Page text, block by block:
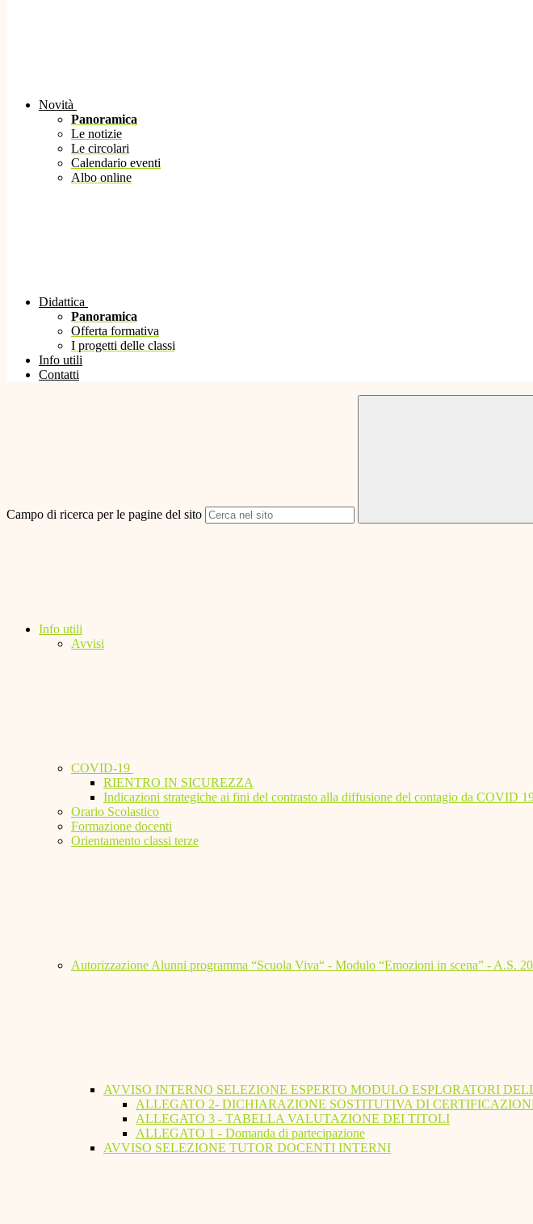
Novità
Panoramica
Le notizie
Le circolari
Calendario eventi
Albo online
Didattica
Panoramica
Offerta formativa
I progetti delle classi
Info utili
Contatti
Campo di ricerca per le pagine del sito
Info utili
Avvisi
COVID-19
RIENTRO IN SICUREZZA
Indicazioni strategiche ai fini del contrasto alla diffusione del contagio da COVID
Orario Scolastico
Formazione docenti
Orientamento classi terze
Autorizzazione Alunni programma “Scuola Viva“ - Modulo “Emozioni in scena” - A.S.
AVVISO INTERNO SELEZIONE ESPERTO MODULO ESPLORATORI
ALLEGATO 2- DICHIARAZIONE SOSTITUTIVA DI
ALLEGATO 3 - TABELLA VALUTAZIONE DEI TITOLI
ALLEGATO 1 - Domanda di partecipazione
AVVISO SELEZIONE TUTOR DOCENTI INTERNI